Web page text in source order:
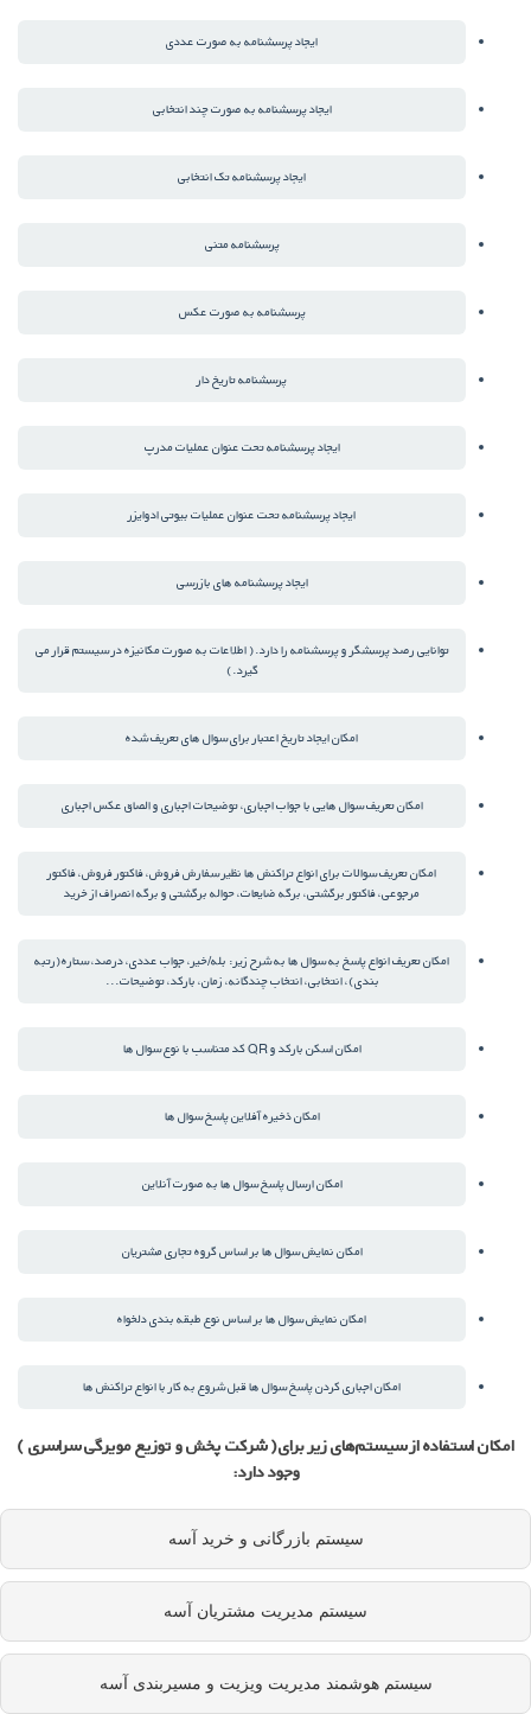
ایجاد پرسشنامه به صورت عددی
ایجاد پرسشنامه به صورت چند انتخابی
ایجاد پرسشنامه تک انتخابی
پرسشنامه متنی
پرسشنامه به صورت عکس
پرسشنامه تاریخ دار
ایجاد پرسشنامه تحت عنوان عملیات مدرپ
ایجاد پرسشنامه تحت عنوان عملیات بیوتی ادوایزر
ایجاد پرسشنامه های بازرسی
توانایی رصد پرسشگر و پرسشنامه را دارد.( اطلاعات به صورت مکانیزه در سیستم قرار می
گیرد.)
امکان ایجاد تاریخ اعتبار برای سوال های تعریف شده
امکان تعریف سوال هایی با جواب اجباری، توضیحات اجباری و الصاق عکس اجباری
امکان تعریف سوالات برای انواع تراکنش ها نظیر سفارش فروش، فاکتور فروش، فاکتور
مرجوعی، فاکتور برگشتی، برگه ضایعات، حواله برگشتی و برگه انصراف از خرید
امکان تعریف انواع پاسخ به سوال ها به شرح زیر: بله/خیر، جواب عددی، درصد، ستاره(رتبه
بندی)، انتخابی، انتخاب چندگانه، زمان، بارکد، توضیحات...
امکان اسکن بارکد و QR کد متناسب با نوع سوال ها
امکان ذخیره آفلاین پاسخ سوال ها
امکان ارسال پاسخ سوال ها به صورت آنلاین
امکان نمایش سوال ها بر اساس گروه تجاری مشتریان
امکان نمایش سوال ها بر اساس نوع طبقه بندی دلخواه
امکان اجباری کردن پاسخ سوال ها قبل شروع به کار با انواع تراکنش ها
امکان استفاده از سیستم‌های زیر برای( شرکت پخش و توزیع مویرگی سراسری )
وجود دارد:
سیستم بازرگانی و خرید آسه
سیستم مدیریت مشتریان آسه
سیستم هوشمند مدیریت ویزیت و مسیربندی آسه